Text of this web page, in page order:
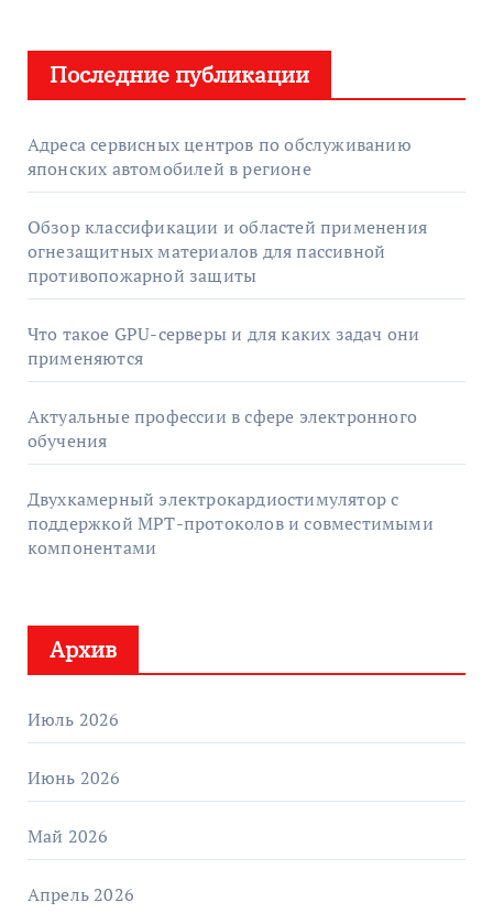
Последние публикации
Адреса сервисных центров по обслуживанию
японских автомобилей в регионе
Обзор классификации и областей применения
огнезащитных материалов для пассивной
противопожарной защиты
Что такое GPU-серверы и для каких задач они
применяются
Актуальные профессии в сфере электронного
обучения
Двухкамерный электрокардиостимулятор с
поддержкой МРТ-протоколов и совместимыми
компонентами
Архив
Июль 2026
Июнь 2026
Май 2026
Апрель 2026